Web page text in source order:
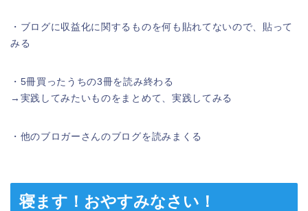
・ブログに収益化に関するものを何も貼れてないので、貼って
みる
・5冊買ったうちの3冊を読み終わる
→実践してみたいものをまとめて、実践してみる
・他のブロガーさんのブログを読みまくる
寝ます！おやすみなさい！